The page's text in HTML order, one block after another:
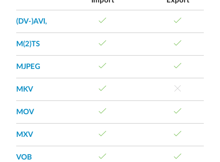
(DV-)AVI,
M(2)TS
MJPEG
MKV
MOV
MXV
VOB